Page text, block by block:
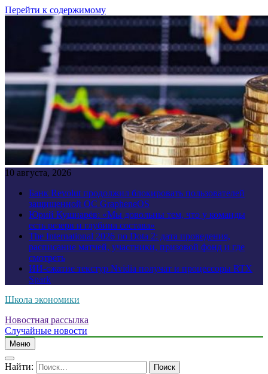
Перейти к содержимому
10 августа, 2026
Банк Revolut продолжил блокировать пользователей
защищенной ОС GrapheneOS
Юрий Кушнарёв: «Мы довольны тем, что у команды
есть резерв и глубина состава»
The International 2026 по Dota 2: дата проведения,
расписание матчей, участники, призовой фонд и где
смотреть
ИИ-сжатие текстур Nvidia получат и процессоры RTX
Spark
Школа экономики
Новостная рассылка
Случайные новости
Меню
Найти: